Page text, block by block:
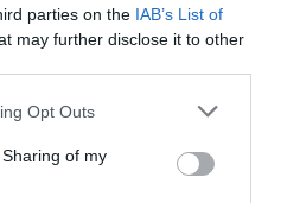
parties on the IAB’s List of
may further disclose it to other
Opt Outs
of my
pierde dos pleitos
por 700.000
y sigue